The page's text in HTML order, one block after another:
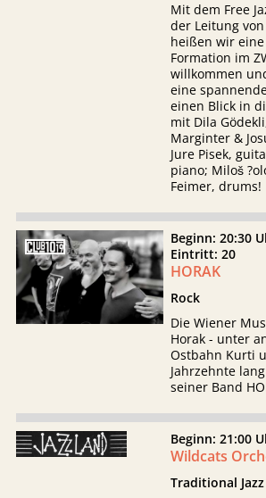
Mit dem Free
der Leitung
heißen wir
Formation im
willkommen
eine
einen Blick in
mit Dila
Marginter &
Jure Pisek,
piano; Miloš
Feimer, drums!
Beginn: 20:30
Eintritt: 20
HORAK
Rock
Die Wiener
Horak - unter
Ostbahn Kurti
Jahrzehnte
seiner Band
Beginn: 21:00
Wildcats
Traditional Jazz